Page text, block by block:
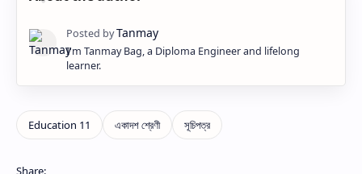
I'm Tanmay Bag, a Diploma Engineer and lifelong
learner.